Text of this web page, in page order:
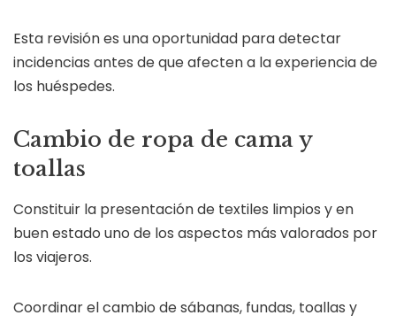
Esta revisión es una oportunidad para detectar
incidencias antes de que afecten a la experiencia de
los huéspedes.
Cambio de ropa de cama y
toallas
Constituir la presentación de textiles limpios y en
buen estado uno de los aspectos más valorados por
los viajeros.
Coordinar el cambio de sábanas, fundas, toallas y